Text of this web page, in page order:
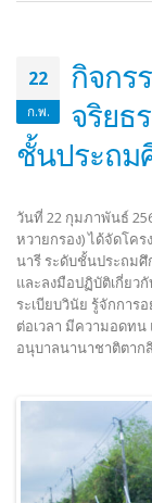
22
ก.พ.
กิจกร
จริยธ
ชั้นประถม
วันที่ 22 กุมภาพันธ์
หวายกรอง) ได้จัดโค
นารี ระดับชั้นประถมศึ
และลงมือปฏิบัติเกี่ยวกั
ระเบียบวินัย รู้จักกา
ต่อเวลา มีความอดทน
อนุบาลนานาชาติตาก